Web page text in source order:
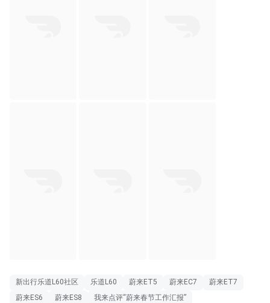
新出行乐道L60社区 乐道L60 蔚来ET5 蔚来EC7
蔚来ET7
蔚来ES6
蔚来ES8 我来点评“蔚来春节工作汇报”